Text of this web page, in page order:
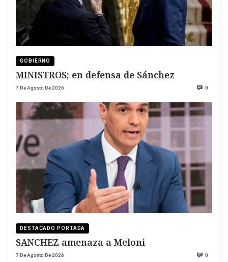
GOBIERNO
MINISTROS; en defensa de Sánchez
7 De Agosto De 2026 0
DESTACADO PORTADA
SANCHEZ amenaza a Meloni
7 De Agosto De 2026 0